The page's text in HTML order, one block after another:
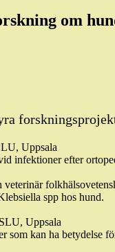
om
Uppsala
infektioner efter
spp hos hund.
Uppsala
kan ha betydelse